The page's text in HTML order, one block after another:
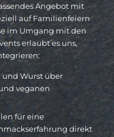
Angebot mit
auf Familienfeiern
im Umgang mit den
erlaubt es uns,
und Wurst über
veganen
für eine
direkt